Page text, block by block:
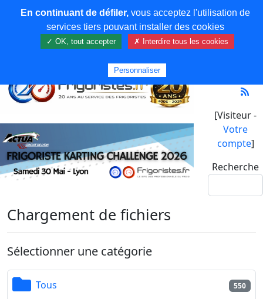
[Visiteur -
Votre
compte]
Recherche
Chargement de fichiers
Sélectionner une catégorie
Tous 550
En continuant de défiler,vous acceptez l'utilisation de
services tiers pouvant installer des cookies
✓ OK, tout accepter ✗ Interdire tous les cookies
Personnaliser